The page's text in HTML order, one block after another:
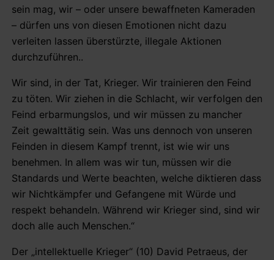
sein mag, wir – oder unsere bewaffneten Kameraden
– dürfen uns von diesen Emotionen nicht dazu
verleiten lassen überstürzte, illegale Aktionen
durchzuführen..
Wir sind, in der Tat, Krieger. Wir trainieren den Feind
zu töten. Wir ziehen in die Schlacht, wir verfolgen den
Feind erbarmungslos, und wir müssen zu mancher
Zeit gewalttätig sein. Was uns dennoch von unseren
Feinden in diesem Kampf trennt, ist wie wir uns
benehmen. In allem was wir tun, müssen wir die
Standards und Werte beachten, welche diktieren dass
wir Nichtkämpfer und Gefangene mit Würde und
respekt behandeln. Während wir Krieger sind, sind wir
doch alle auch Menschen.“
Der „intellektuelle Krieger“ (10) David Petraeus, der